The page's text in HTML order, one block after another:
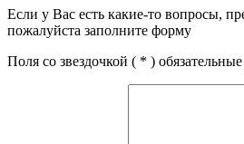
Если у Вас есть какие-то вопросы,
пожалуйста заполните форму
Поля со звездочкой ( * )